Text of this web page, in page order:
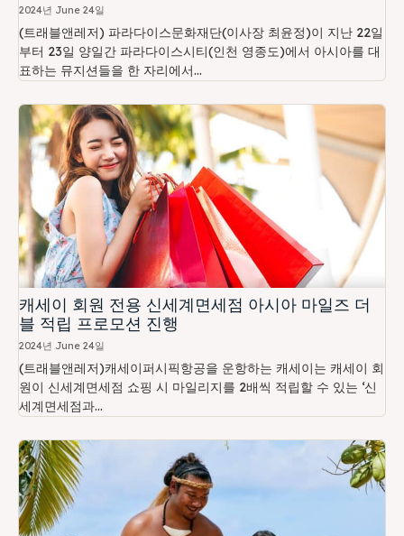
2024년 June 24일
(트래블앤레저) 파라다이스문화재단(이사장 최윤정)이 지난 22일
부터 23일 양일간 파라다이스시티(인천 영종도)에서 아시아를 대
표하는 뮤지션들을 한 자리에서...
캐세이 회원 전용 신세계면세점 아시아 마일즈 더
블 적립 프로모션 진행
2024년 June 24일
(트래블앤레저)캐세이퍼시픽항공을 운항하는 캐세이는 캐세이 회
원이 신세계면세점 쇼핑 시 마일리지를 2배씩 적립할 수 있는 ‘신
세계면세점과...